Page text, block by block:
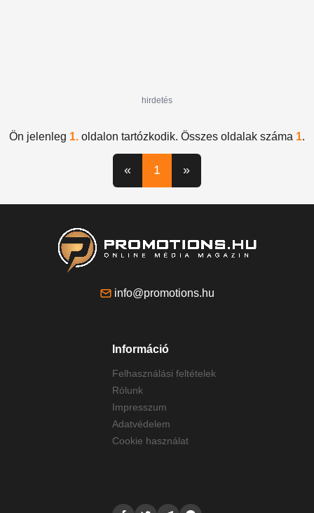
hirdetés
Ön jelenleg 1. oldalon tartózkodik. Összes oldalak száma 1.
« 1 »
info@promotions.hu
Információ
Felhasználási feltételek
Rólunk
Impresszum
Adatvédelem
Cookie használat